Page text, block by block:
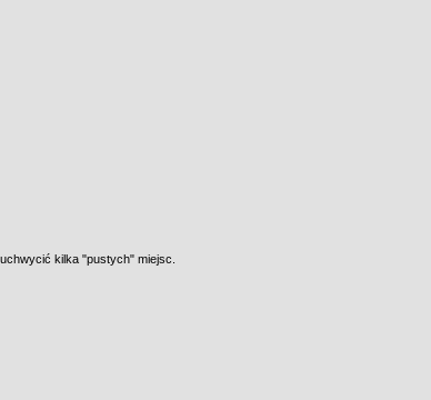
kilka "pustych" miejsc.